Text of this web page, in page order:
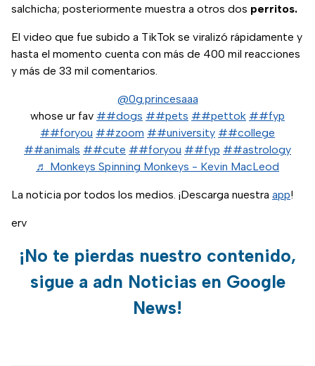
salchicha; posteriormente muestra a otros dos perritos.
El video que fue subido a TikTok se viralizó rápidamente y
hasta el momento cuenta con más de 400 mil reacciones
y más de 33 mil comentarios.
@0g.princesaaa
whose ur fav ##dogs ##pets ##pettok ##fyp
##foryou ##zoom ##university ##college
##animals ##cute ##foryou ##fyp ##astrology
♬ Monkeys Spinning Monkeys - Kevin MacLeod
La noticia por todos los medios. ¡Descarga nuestra app!
erv
¡No te pierdas nuestro contenido,
sigue a adn Noticias en Google
News!